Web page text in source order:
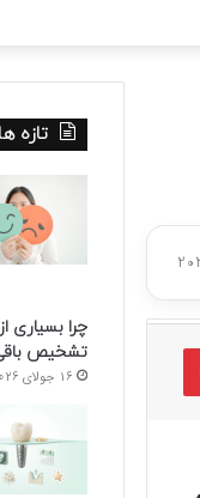
پینتریست
تازه ها
چرا بسیاری
تشخیص
16 جولای 2026